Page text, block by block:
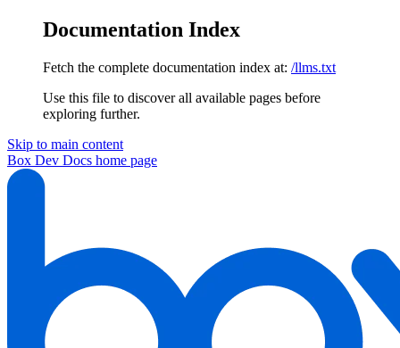
Documentation Index
Fetch the complete documentation index at: /llms.txt
Use this file to discover all available pages before
exploring further.
Skip to main content
Box Dev Docs home page